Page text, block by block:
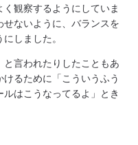
観察するようにしていま
ないように、バランスを
しました。
言われたりしたこともあ
るために「こういうふう
はこうなってるよ」とき